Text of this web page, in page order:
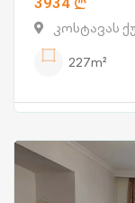
კოსტავას
227m²